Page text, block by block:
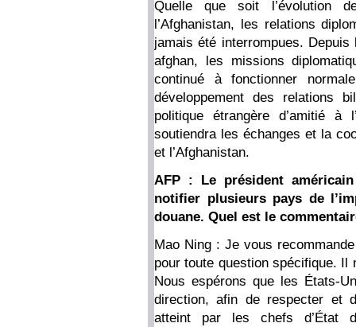
Quelle que soit l’évolution
l’Afghanistan, les relations
jamais été interrompues.
afghan, les missions
continué à fonctionner
développement des relations
politique étrangère d’amitié à
soutiendra les échanges et la
et l’Afghanistan.
AFP : Le président
notifier plusieurs pays de
douane. Quel est le
Mao Ning : Je vous
pour toute question spécifique. Il
Nous espérons que les États-
direction, afin de respecter et
atteint par les chefs d’État